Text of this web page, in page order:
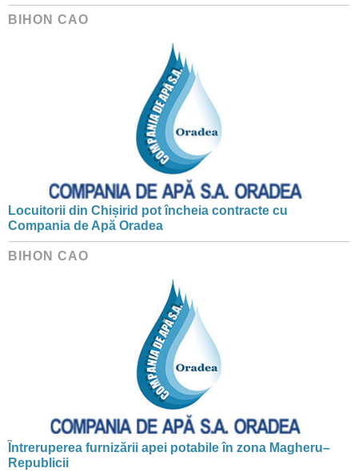
BIHON CAO
Locuitorii din Chișirid pot încheia contracte cu
Compania de Apă Oradea
BIHON CAO
Întreruperea furnizării apei potabile în zona Magheru–
Republicii